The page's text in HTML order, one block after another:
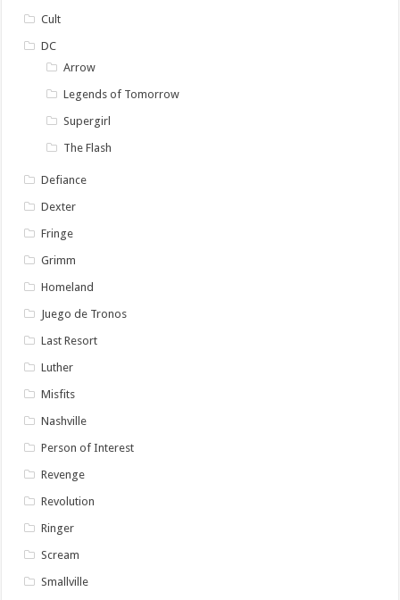
Cult
DC
Arrow
Legends of Tomorrow
Supergirl
The Flash
Defiance
Dexter
Fringe
Grimm
Homeland
Juego de Tronos
Last Resort
Luther
Misfits
Nashville
Person of Interest
Revenge
Revolution
Ringer
Scream
Smallville